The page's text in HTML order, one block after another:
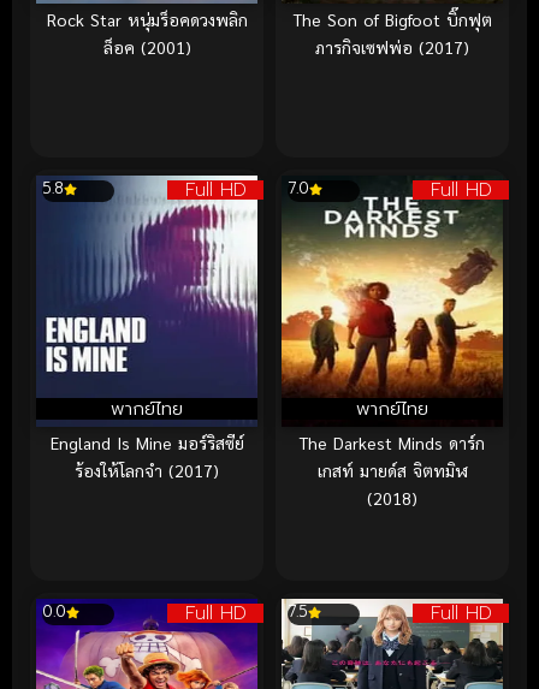
Rock Star หนุ่มร็อคดวงพลิก
ล็อค (2001)
The Son of Bigfoot บิ๊กฟุต
ภารกิจเซฟพ่อ (2017)
Full HD
พากย์ไทย
5.8
England Is Mine มอร์ริสซีย์
ร้องให้โลกจำ (2017)
Full HD
พากย์ไทย
7.0
The Darkest Minds ดาร์ก
เกสท์ มายด์ส จิตทมิฬ
(2018)
Full HD
0.0 Full HD
7.5